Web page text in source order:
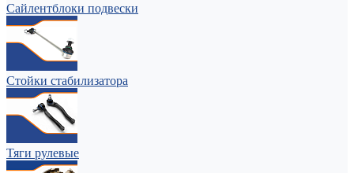
Сайлентблоки подвески
Стойки стабилизатора
Тяги рулевые